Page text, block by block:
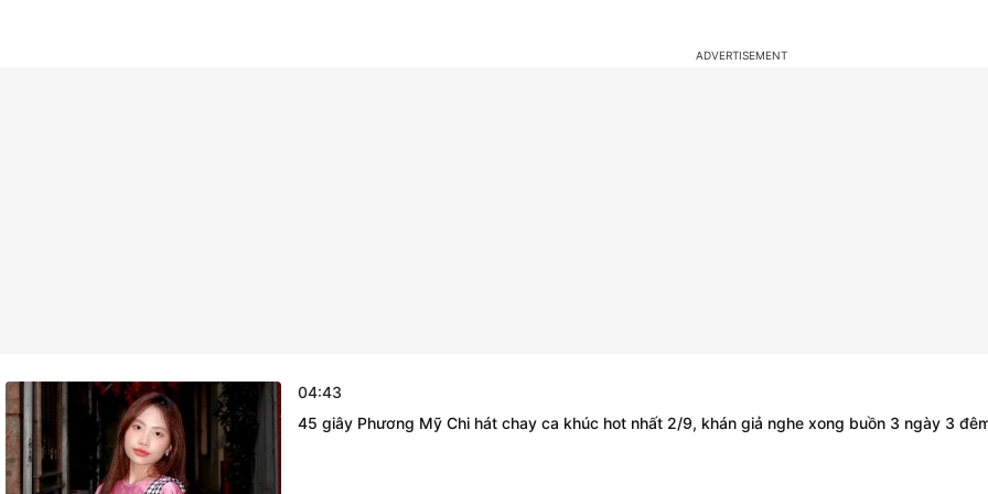
04:43
45 giây Phương Mỹ Chi hát chay ca khúc hot nhất 2/9, khán giả nghe xong buồn 3 ngày 3